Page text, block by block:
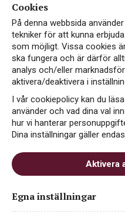
Western Cape
vinproducerande
Coast, Coastal
Olifants
Cookies
På denna webbsida
tekniker för att kunna
som möjligt. Vissa cookies
ska fungera och är därför
analys och/eller
aktivera/deaktivera i
I vår cookiepolicy kan du
använder och vad dina val
hur vi hanterar
Dina inställningar gäller
Aktivera
Egna inställningar